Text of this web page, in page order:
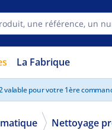
La Fabrique
valable pour votre 1ère
Nettoyage